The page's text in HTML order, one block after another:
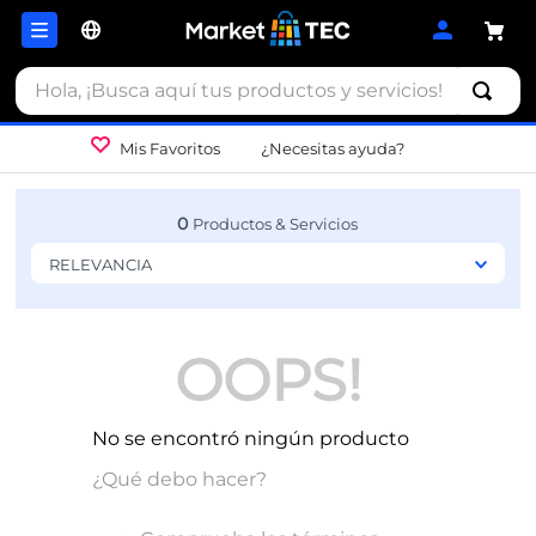
Hola, ¡Busca aquí tus productos y servicios!
Mis Favoritos ¿Necesitas ayuda?
0
RELEVANCIA
OOPS!
No se encontró ningún producto
¿Qué debo hacer?